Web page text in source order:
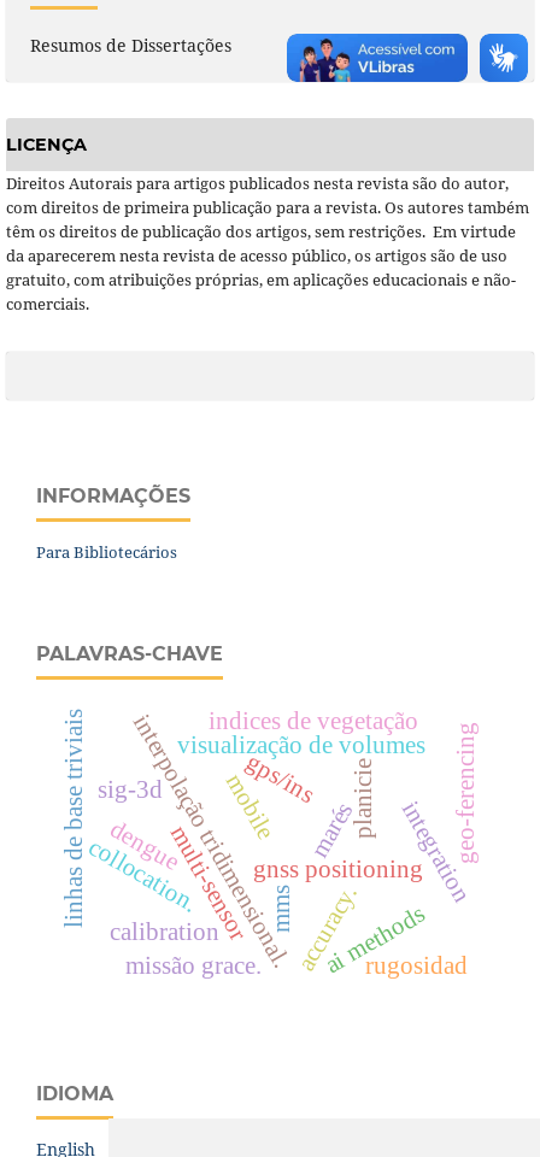
Resumos de Dissertações
LICENÇA
Direitos Autorais para artigos publicados nesta revista são do autor,
com direitos de primeira publicação para a revista. Os autores também
têm os direitos de publicação dos artigos, sem restrições. Em virtude
da aparecerem nesta revista de acesso público, os artigos são de uso
gratuito, com atribuições próprias, em aplicações educacionais e não-
comerciais.
INFORMAÇÕES
Para Bibliotecários
PALAVRAS-CHAVE
gnss positioning
mobile marés
interpolação tridimensional.
sig-3d
visualização de volumes
indices de vegetação
multi-sensor integration
accuracy.
geo-ferencing
calibration
collocation. mms
gps/ins
ai methods
planicie
missão grace.
dengue
linhas de base triviais
rugosidad
IDIOMA
English